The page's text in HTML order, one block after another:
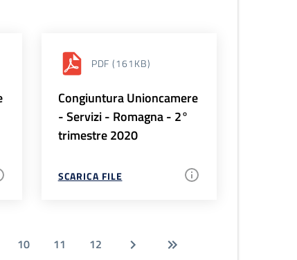
PDF (161KB)
Congiuntura Unioncamere
- Servizi - Romagna - 2°
trimestre 2020
SCARICA FILE
10 11 12